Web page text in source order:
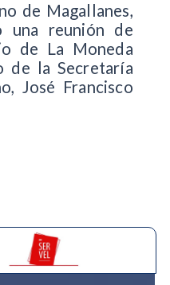
de Magallanes,
una reunión de
de La Moneda
de la Secretaría
José Francisco